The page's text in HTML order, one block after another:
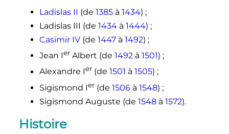
Ladislas II (de 1385à 1434) ;
Ladislas III (de 1434à 1444) ;
Casimir IV(de 1447à 1492) ;
Jean Ier Albert (de 1492à 1501) ;
Alexandre Ier (de 1501 à 1505) ;
Sigismond Ier(de 1506à 1548) ;
Sigismond Auguste (de 1548à 1572).
Histoire